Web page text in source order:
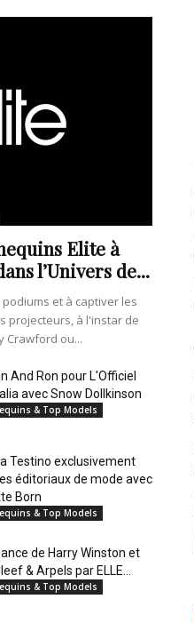
Elite à
l’Univers de...
et à captiver les
projecteurs, à l'instar de
Crawford ou...
And Ron pour L'Officiel
avec Snow Dollkinson
& Top Models
Testino exclusivement
éditoriaux de mode avec
Born
& Top Models
de Harry Winston et
& Arpels par ELLE...
& Top Models